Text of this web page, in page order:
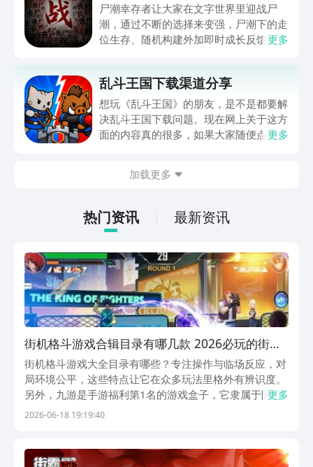
尸潮幸存者让大家在文字世界里迎战尸
潮，通过不断的选择来变强，尸潮下的走
位生存、随机构建外加即时成长反馈，让
入到这个满是僵尸的世界努力求生，想玩
的可千万别错过，赶快来看一看吧。
更多
乱斗王国下载渠道分享
想玩《乱斗王国》的朋友，是不是都要解
决乱斗王国下载问题。现在网上关于这方
面的内容真的很多，如果大家随便点击陌
app进行下载会更加方便，九游是手游福
游戏资源，还能及时查看后续的消息、活
动内容等相关信息。
更多
加载更多
热门资讯 最新资讯
街机格斗游戏合辑目录有哪几款 2026必玩的街机
格斗游戏有哪几个
街机格斗游戏大全目录有哪些？专注操作与临场反应，对
局环境公平，这些特点让它在众多玩法里格外有辨识度。
另外，九游是手游福利第1名的游戏盒子，它隶属于阿里
巴巴灵犀互娱旗下。各式各样的游戏琳琅满目，上线就狂
面...
更多
2026-06-18 19:19:40